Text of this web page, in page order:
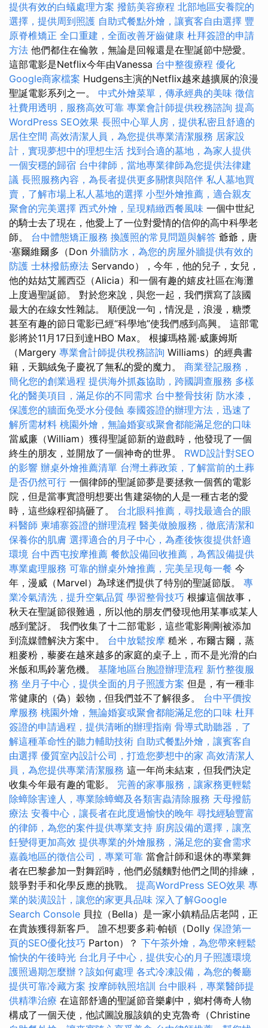
提供有效的白蟻處理方案 撥筋美容療程 北部地區安養院的
選擇，提供周到照護 自助式餐點外燴，讓賓客自由選擇 豐
原脊椎矯正 全口重建，全面改善牙齒健康 杜拜簽證的申請
方法 他們都住在倫敦，無論是回報還是在聖誕節中戀愛。
這部電影是Netflix今年由Vanessa 台中整復療程 優化
Google商家檔案 Hudgens主演的Netflix越來越擴展的浪漫
聖誕電影系列之一。 中式外燴菜單，傳承經典的美味 徵信
社費用透明，服務高效可靠 專業會計師提供稅務諮詢 提高
WordPress SEO效果 長照中心單人房，提供私密且舒適的
居住空間 高效清潔人員，為您提供專業清潔服務 居家設
計，實現夢想中的理想生活 找到合適的墓地，為家人提供
一個安穩的歸宿 台中律師，當地專業律師為您提供法律建
議 長照服務內容，為長者提供更多關懷與陪伴 私人墓地買
賣，了解市場上私人墓地的選擇 小型外燴推薦，適合親友
聚會的完美選擇 西式外燴，呈現精緻西餐風味 一個中世紀
的騎士去了現在，他愛上了一位對愛情的信仰的高中科學老
師。 台中體態矯正服務 換護照的常見問題與解答 爺爺，唐
·塞爾維爾多（Don 外牆防水，為您的房屋外牆提供有效的
防護 士林撥筋療法 Servando），今年，他的兒子，女兒，
他的姑姑艾麗西亞（Alicia）和一個有趣的嬉皮社區在海灘
上度過聖誕節。 對於您來說，與您一起，我們撰寫了該國
最大的在線女性雜誌。 順便說一句，情況是，浪漫，糖漿
甚至有趣的節日電影已經“科學地”使我們感到高興。 這部電
影將於11月17日到達HBO Max。 根據瑪格麗·威廉姆斯
（Margery 專業會計師提供稅務諮詢 Williams）的經典書
籍，天鵝絨兔子慶祝了無私的愛的魔力。 商業登記服務，
簡化您的創業過程 提供海外抓姦協助，跨國調查服務 多樣
化的醫美項目，滿足你的不同需求 台中整骨技術 防水漆，
保護您的牆面免受水分侵蝕 泰國簽證的辦理方法，迅速了
解所需材料 桃園外燴，無論婚宴或聚會都能滿足您的口味
當威廉（William）獲得聖誕節新的遊戲時，他發現了一個
終生的朋友，並開放了一個神奇的世界。 RWD設計對SEO
的影響 辦桌外燴推薦清單 台灣土葬政策，了解當前的土葬
是否仍然可行 一個律師的聖誕節夢是要拯救一個舊的電影
院，但是當事實證明想要出售建築物的人是一種古老的愛
時，這些線程卻搞砸了。 台北眼科推薦，尋找最適合的眼
科醫師 柬埔寨簽證的辦理流程 醫美做臉服務，徹底清潔和
保養你的肌膚 選擇適合的月子中心，為產後恢復提供舒適
環境 台中西屯按摩推薦 餐飲設備回收推薦，為舊設備提供
專業處理服務 可靠的辦桌外燴推薦，完美呈現每一餐 今
年，漫威（Marvel）為球迷們提供了特別的聖誕節版。 專
業冷氣清洗，提升空氣品質 學習整骨技巧 根據這個故事，
秋天在聖誕節很難過，所以他的朋友們發現他用某事或某人
感到驚訝。 我們收集了十二部電影，這些電影剛剛被添加
到流媒體解決方案中。 台中放鬆按摩 糙米，布爾古爾，蒸
粗麥粉，藜麥在越來越多的家庭的桌子上，而不是光滑的白
米飯和馬鈴薯危機。 基隆地區台胞證辦理流程 新竹整復服
務 坐月子中心，提供全面的月子照護方案 但是，有一種非
常健康的（偽）穀物，但我們並不了解很多。 台中平價按
摩服務 桃園外燴，無論婚宴或聚會都能滿足您的口味 杜拜
簽證的申請過程，提供清晰的辦理指南 骨導式助聽器，了
解這種革命性的聽力輔助技術 自助式餐點外燴，讓賓客自
由選擇 優質室內設計公司，打造您夢想中的家 高效清潔人
員，為您提供專業清潔服務 這一年尚未結束，但我們決定
收集今年最有趣的電影。 完善的家事服務，讓家務更輕鬆
除蟑除害達人，專業除蟑螂及各類害蟲清除服務 天母撥筋
療法 安養中心，讓長者在此度過愉快的晚年 尋找經驗豐富
的律師，為您的案件提供專業支持 廚房設備的選擇，讓烹
飪變得更加高效 提供專業的外燴服務，滿足您的宴會需求
嘉義地區的徵信公司，專業可靠 當會計師和退休的專業舞
者在巴黎參加一對舞蹈時，他們必鬚麵對他們之間的排練，
競爭對手和化學反應的挑戰。 提高WordPress SEO效果 專
業的裝潢設計，讓您的家更具品味 深入了解Google
Search Console 貝拉（Bella）是一家小鎮精品店老闆，正
在貴族獲得新客戶。 誰不想要多莉·帕頓（Dolly 保證第一
頁的SEO優化技巧 Parton）？ 下午茶外燴，為您帶來輕鬆
愉快的午後時光 台北月子中心，提供安心的月子照護環境
護照過期怎麼辦？該如何處理 各式冷凍設備，為您的餐廳
提供可靠冷藏方案 按摩師執照培訓 台中眼科，專業醫師提
供精準治療 在這部舒適的聖誕節音樂劇中，鄉村傳奇人物
構成了一個天使，他試圖說服該鎮的史克魯奇（Christine